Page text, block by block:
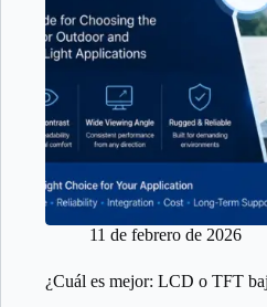
11 de febrero de 2026
¿Cuál es mejor: LCD o TFT